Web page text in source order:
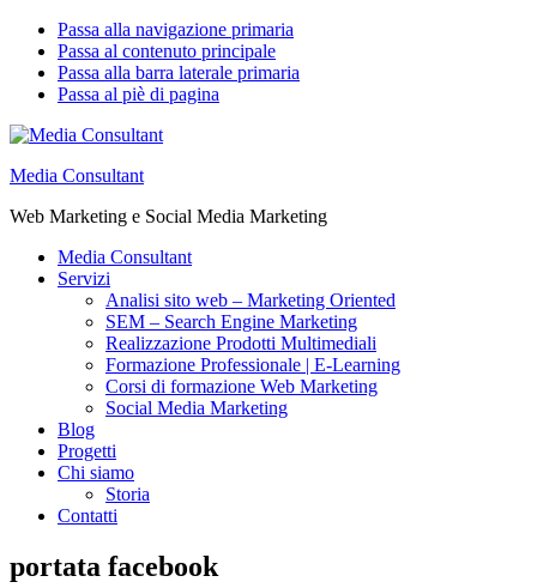
Passa alla navigazione primaria
Passa al contenuto principale
Passa alla barra laterale primaria
Passa al piè di pagina
Media Consultant
Web Marketing e Social Media Marketing
Media Consultant
Servizi
Analisi sito web – Marketing Oriented
SEM – Search Engine Marketing
Realizzazione Prodotti Multimediali
Formazione Professionale | E-Learning
Corsi di formazione Web Marketing
Social Media Marketing
Blog
Progetti
Chi siamo
Storia
Contatti
portata facebook